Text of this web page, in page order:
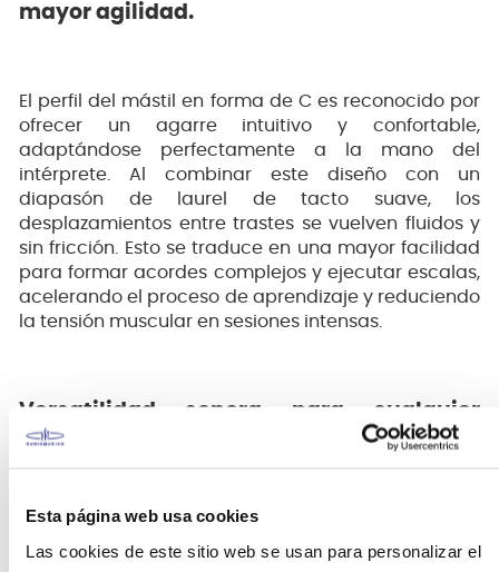
Esta página web usa cookies
Las cookies de este sitio web se usan para personalizar el
mayor agilidad.
El perfil del mástil en forma de C es reconocido por
ofrecer un agarre intuitivo y confortable,
adaptándose perfectamente a la mano del
intérprete. Al combinar este diseño con un
diapasón de laurel de tacto suave, los
desplazamientos entre trastes se vuelven fluidos y
sin fricción. Esto se traduce en una mayor facilidad
para formar acordes complejos y ejecutar escalas,
acelerando el proceso de aprendizaje y reduciendo
la tensión muscular en sesiones intensas.
Versatilidad sonora para cualquier
género musical.
Gracias a su configuración de tres cápsulas de
bobina simple y su selector de 5 posiciones, esta